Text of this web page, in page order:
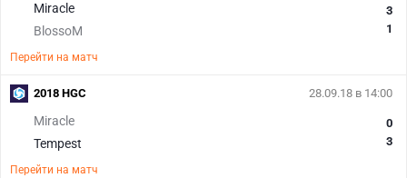
Miracle
BlossoM
3
1
Перейти на матч
28.09.18 в 14:00
Miracle
Tempest
0
3
Перейти на матч
2018 HGC